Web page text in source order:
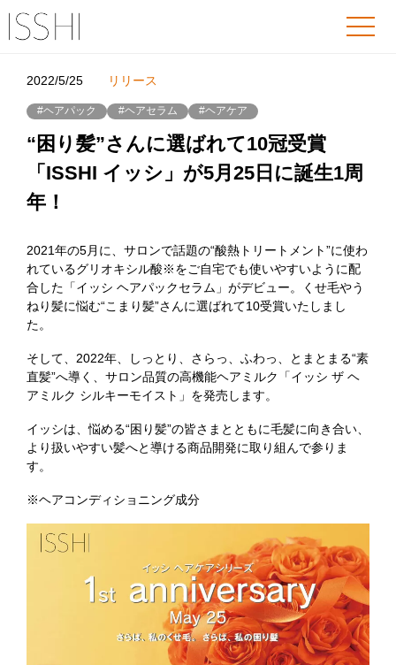
2022/5/25 リリース
#ヘアパック #ヘアセラム #ヘアケア
“困り髪”さんに選ばれて10冠受賞
「ISSHI イッシ」が5月25日に誕生1周
年！
2021年の5月に、サロンで話題の“酸熱トリートメント”に使わ
れているグリオキシル酸※をご自宅でも使いやすいように配
合した「イッシ ヘアパックセラム」がデビュー。くせ毛やう
ねり髪に悩む“こまり髪”さんに選ばれて10受賞いたしまし
た。
そして、2022年、しっとり、さらっ、ふわっ、とまとまる“素
直髪”へ導く、サロン品質の高機能ヘアミルク「イッシ ザ ヘ
アミルク シルキーモイスト」を発売します。
イッシは、悩める“困り髪”の皆さまとともに毛髪に向き合い、
より扱いやすい髪へと導ける商品開発に取り組んで参りま
す。
※ヘアコンディショニング成分